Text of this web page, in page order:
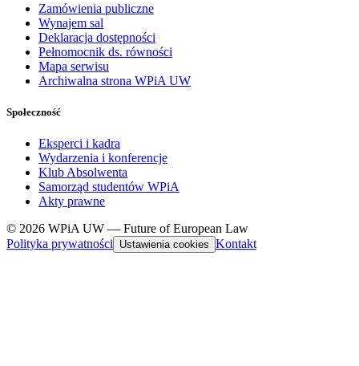
Zamówienia publiczne
Wynajem sal
Deklaracja dostępności
Pełnomocnik ds. równości
Mapa serwisu
Archiwalna strona WPiA UW
Społeczność
Eksperci i kadra
Wydarzenia i konferencje
Klub Absolwenta
Samorząd studentów WPiA
Akty prawne
© 2026 WPiA UW — Future of European Law
Polityka prywatności
Ustawienia cookies Kontakt